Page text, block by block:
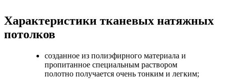
Характеристики тканевых натяжных
потолков
созданное из полиэфирного материала и
пропитанное специальным раствором
полотно получается очень тонким и легким;